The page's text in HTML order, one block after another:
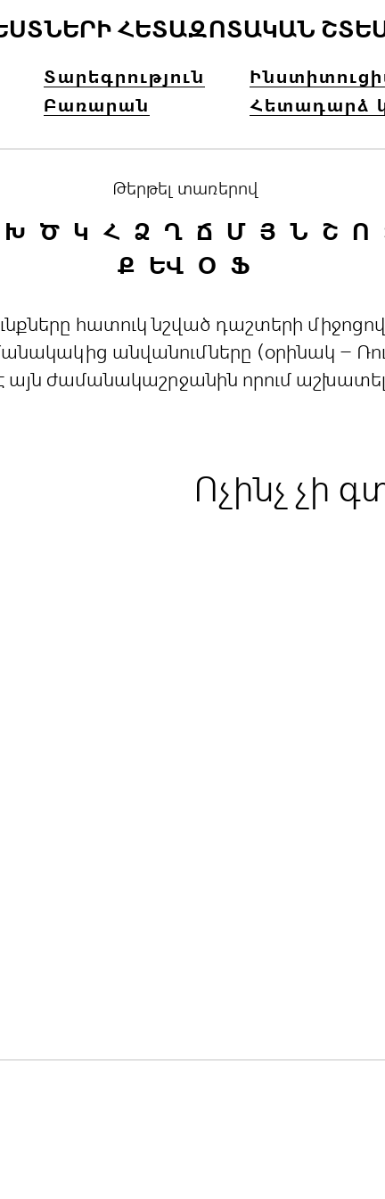
ՀԵՏԱԶՈՏԱԿԱՆ
Տարեգրություն
Բառարան Հետադարձ
Թերթել տառերով
Խ Ծ Կ Հ Ձ Ղ Ճ Մ Յ Ն Շ Ո
Ք ԵՎ Օ Ֆ
հատուկ նշված դաշտերի
անվանումները (օրինակ –
այն ժամանակաշրջանին որում
Ոչինչ չի